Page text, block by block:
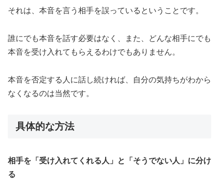
それは、本音を言う相手を誤っているということです。
誰にでも本音を話す必要はなく、また、どんな相手にでも
本音を受け入れてもらえるわけでもありません。
本音を否定する人に話し続ければ、自分の気持ちがわから
なくなるのは当然です。
具体的な方法
相手を「受け入れてくれる人」と「そうでない人」に分け
る